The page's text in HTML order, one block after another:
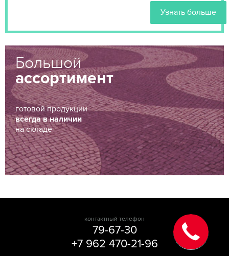
Узнать больше
Большой
ассортимент
готовой продукции
всегда в наличии
на складе
контактный телефон
79-67-30
+7 962 470-21-96